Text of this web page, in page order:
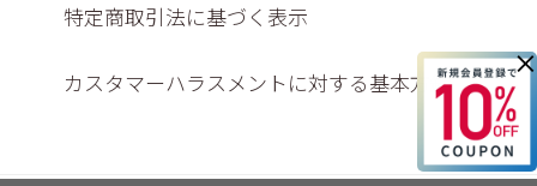
×
特定商取引法に基づく表示
カスタマーハラスメントに対する基本方針